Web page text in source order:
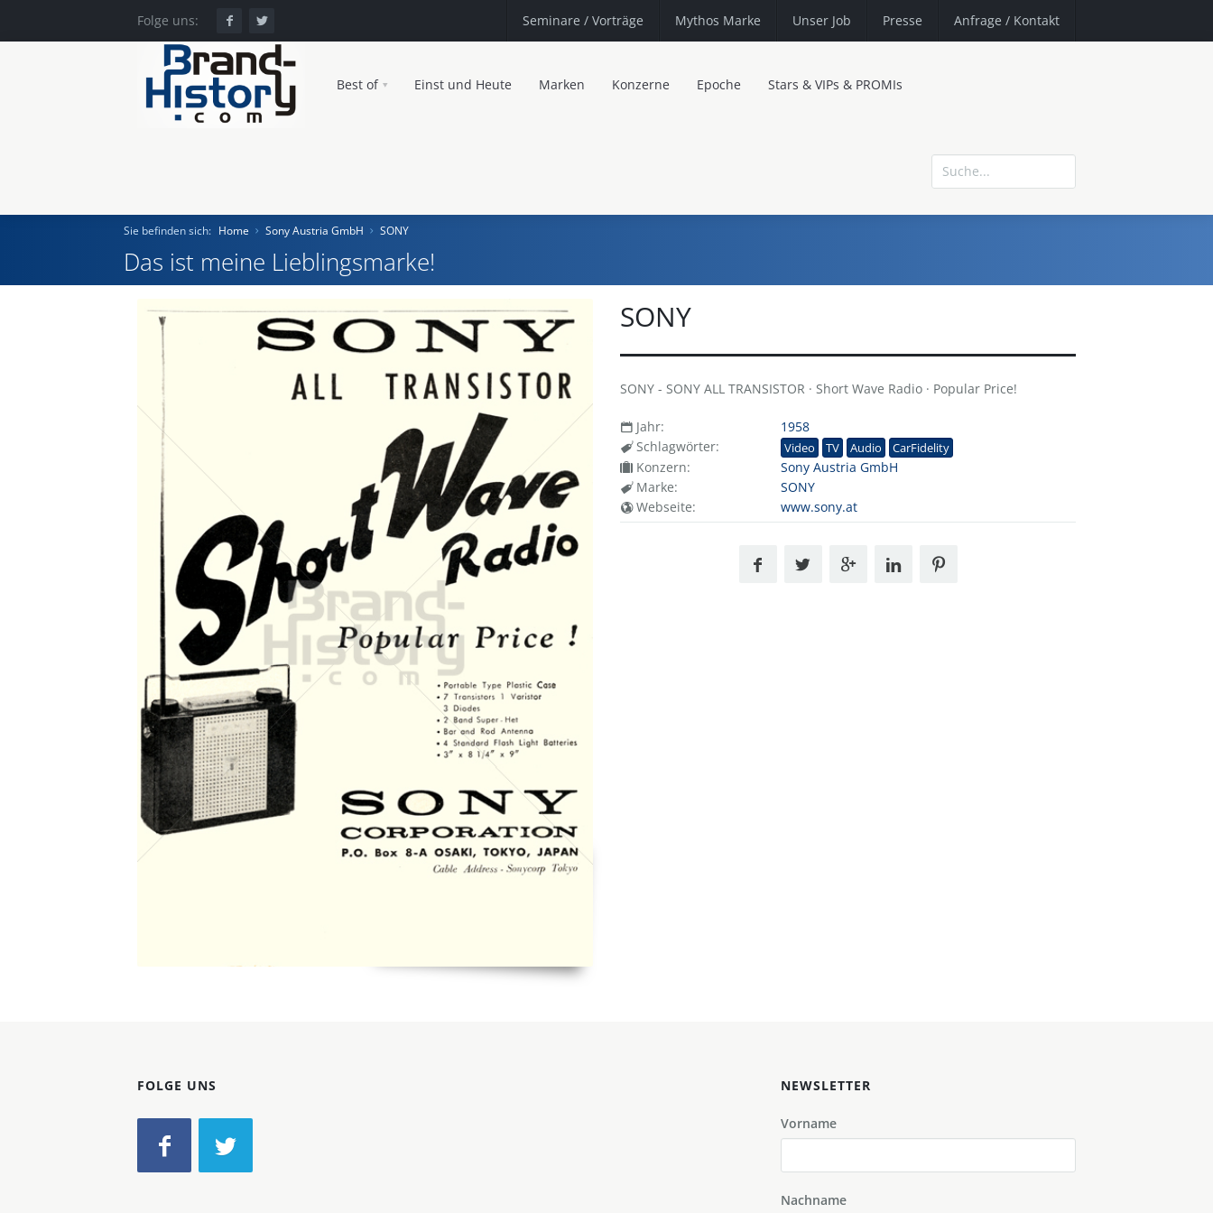
Folge uns: Seminare / Vorträge Mythos Marke Unser Job Presse Anfrage / Kontakt
Best of Einst und Heute Marken Konzerne Epoche Stars & VIPs & PROMIs
Einst und Heute
Marken
Konzerne
Sie befinden sich: Home Sony Austria GmbH SONY
Das ist meine Lieblingsmarke!
SONY
SONY - SONY ALL TRANSISTOR · Short Wave Radio · Popular Price!
Jahr:
1958
Schlagwörter:
Video TV Audio CarFidelity
Konzern:
Sony Austria GmbH
Marke:
SONY
Webseite:
www.sony.at
FOLGE UNS NEWSLETTER
Vorname
Nachname